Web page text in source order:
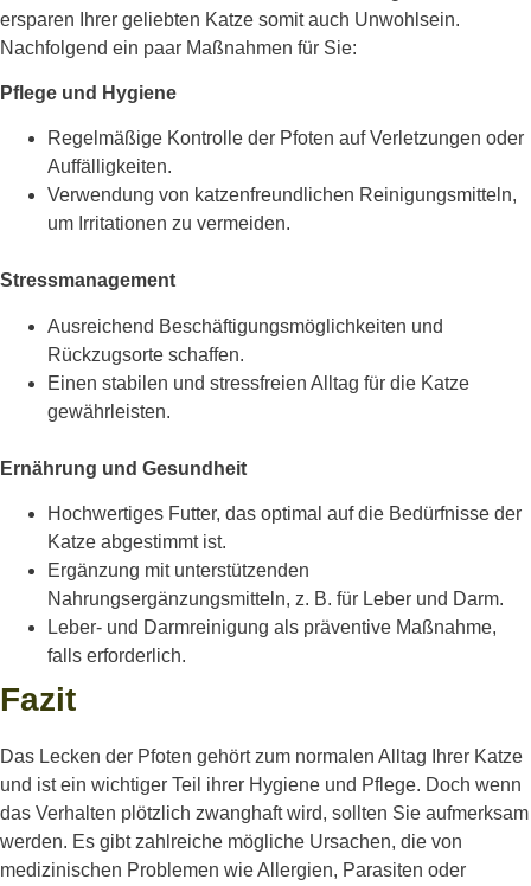
ersparen Ihrer geliebten Katze somit auch Unwohlsein.
Nachfolgend ein paar Maßnahmen für Sie:
Pflege und Hygiene
Regelmäßige Kontrolle der Pfoten auf Verletzungen oder
Auffälligkeiten.
Verwendung von katzenfreundlichen Reinigungsmitteln,
um Irritationen zu vermeiden.
Stressmanagement
Ausreichend Beschäftigungsmöglichkeiten und
Rückzugsorte schaffen.
Einen stabilen und stressfreien Alltag für die Katze
gewährleisten.
Ernährung und Gesundheit
Hochwertiges Futter, das optimal auf die Bedürfnisse der
Katze abgestimmt ist.
Ergänzung mit unterstützenden
Nahrungsergänzungsmitteln, z. B. für Leber und Darm.
Leber- und Darmreinigung als präventive Maßnahme,
falls erforderlich.
Fazit
Das Lecken der Pfoten gehört zum normalen Alltag Ihrer Katze
und ist ein wichtiger Teil ihrer Hygiene und Pflege. Doch wenn
das Verhalten plötzlich zwanghaft wird, sollten Sie aufmerksam
werden. Es gibt zahlreiche mögliche Ursachen, die von
medizinischen Problemen wie Allergien, Parasiten oder